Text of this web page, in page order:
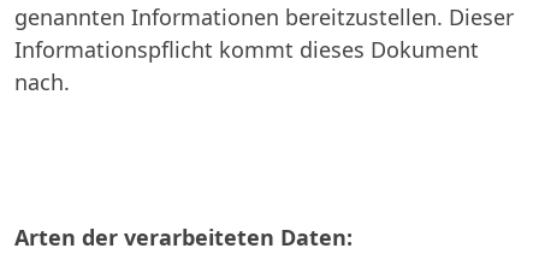
genannten Informationen bereitzustellen. Dieser
Informationspflicht kommt dieses Dokument
nach.
Arten der verarbeiteten Daten: